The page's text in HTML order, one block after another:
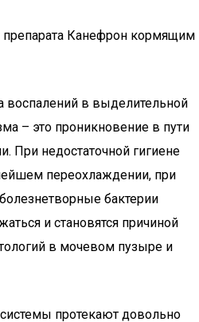
Канефрон кормящим
воспалений в выделительной
– это проникновение в пути
При недостаточной гигиене
переохлаждении, при
бактерии
и становятся причиной
в мочевом пузыре и
протекают довольно